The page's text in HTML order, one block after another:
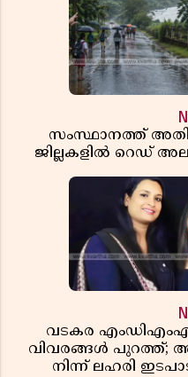
സംസ്ഥാനത്ത്
ജില്ലകളിൽ റെഡ്
വടകര
വിവരങ്ങൾ പുറത്ത്;
നിന്ന് ലഹരി